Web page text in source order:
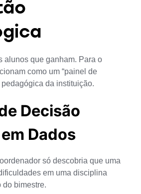
alunos que ganham. Para o
como um “painel de
da instituição.
Decisão
Dados
só descobria que uma
em uma disciplina
do bimestre.